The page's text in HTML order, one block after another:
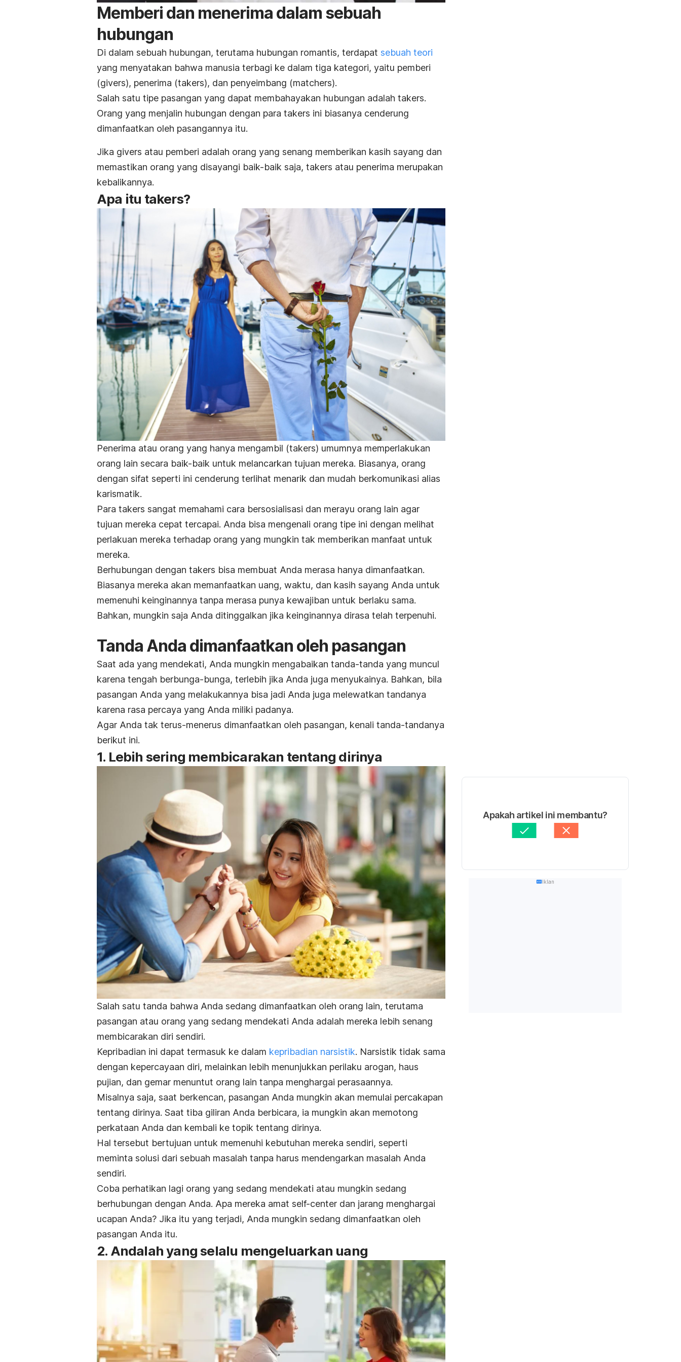
Memberi dan menerima dalam sebuah
hubungan
Di dalam sebuah hubungan, terutama hubungan romantis, terdapat sebuah teori
yang menyatakan bahwa manusia terbagi ke dalam tiga kategori, yaitu pemberi
(givers), penerima (takers), dan penyeimbang (matchers).
Salah satu tipe pasangan yang dapat membahayakan hubungan adalah takers.
Orang yang menjalin hubungan dengan para takers ini biasanya cenderung
dimanfaatkan oleh pasangannya itu.
Jika givers atau pemberi adalah orang yang senang memberikan kasih sayang dan
memastikan orang yang disayangi baik-baik saja, takers atau penerima merupakan
kebalikannya.
Apa itu takers?
Penerima atau orang yang hanya mengambil (takers) umumnya memperlakukan
orang lain secara baik-baik untuk melancarkan tujuan mereka. Biasanya, orang
dengan sifat seperti ini cenderung terlihat menarik dan mudah berkomunikasi alias
karismatik.
Para takers sangat memahami cara bersosialisasi dan merayu orang lain agar
tujuan mereka cepat tercapai. Anda bisa mengenali orang tipe ini dengan melihat
perlakuan mereka terhadap orang yang mungkin tak memberikan manfaat untuk
mereka.
Berhubungan dengan takers bisa membuat Anda merasa hanya dimanfaatkan.
Biasanya mereka akan memanfaatkan uang, waktu, dan kasih sayang Anda untuk
memenuhi keinginannya tanpa merasa punya kewajiban untuk berlaku sama.
Bahkan, mungkin saja Anda ditinggalkan jika keinginannya dirasa telah terpenuhi.
Tanda Anda dimanfaatkan oleh pasangan
Saat ada yang mendekati, Anda mungkin mengabaikan tanda-tanda yang muncul
karena tengah berbunga-bunga, terlebih jika Anda juga menyukainya. Bahkan, bila
pasangan Anda yang melakukannya bisa jadi Anda juga melewatkan tandanya
karena rasa percaya yang Anda miliki padanya.
Agar Anda tak terus-menerus dimanfaatkan oleh pasangan, kenali tanda-tandanya
berikut ini.
1. Lebih sering membicarakan tentang dirinya
Salah satu tanda bahwa Anda sedang dimanfaatkan oleh orang lain, terutama
pasangan atau orang yang sedang mendekati Anda adalah mereka lebih senang
membicarakan diri sendiri.
Kepribadian ini dapat termasuk ke dalam kepribadian narsistik. Narsistik tidak sama
dengan kepercayaan diri, melainkan lebih menunjukkan perilaku arogan, haus
pujian, dan gemar menuntut orang lain tanpa menghargai perasaannya.
Misalnya saja, saat berkencan, pasangan Anda mungkin akan memulai percakapan
tentang dirinya. Saat tiba giliran Anda berbicara, ia mungkin akan memotong
perkataan Anda dan kembali ke topik tentang dirinya.
Hal tersebut bertujuan untuk memenuhi kebutuhan mereka sendiri, seperti
meminta solusi dari sebuah masalah tanpa harus mendengarkan masalah Anda
sendiri.
Coba perhatikan lagi orang yang sedang mendekati atau mungkin sedang
berhubungan dengan Anda. Apa mereka amat self-center dan jarang menghargai
ucapan Anda? Jika itu yang terjadi, Anda mungkin sedang dimanfaatkan oleh
pasangan Anda itu.
2. Andalah yang selalu mengeluarkan uang
Apakah artikel ini membantu?
Iklan